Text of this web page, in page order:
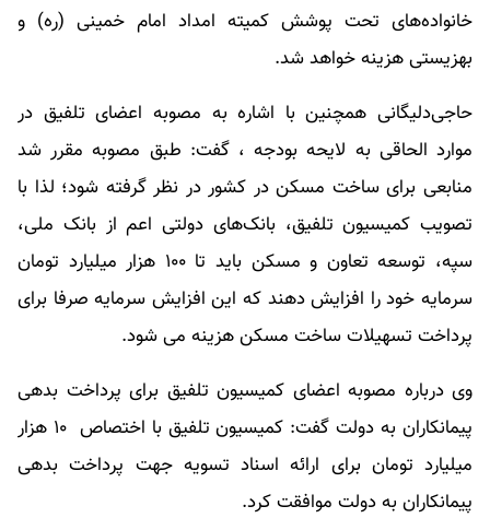
خانواده‌های تحت پوشش کمیته امداد امام خمینی (ره) و
بهزیستی هزینه خواهد شد.
حاجی‌دلیگانی همچنین با اشاره به مصوبه اعضای تلفیق در
موارد الحاقی به لایحه بودجه ، گفت: طبق مصوبه مقرر شد
منابعی برای ساخت مسکن در کشور در نظر گرفته شود؛ لذا با
تصویب کمیسیون تلفیق، بانک‌های دولتی اعم از بانک ملی،
سپه، توسعه تعاون و مسکن باید تا ۱۰۰ هزار میلیارد تومان
سرمایه خود را افزایش دهند که این افزایش سرمایه صرفا برای
پرداخت تسهیلات ساخت مسکن هزینه می شود.
وی درباره مصوبه اعضای کمیسیون تلفیق برای پرداخت بدهی
پیمانکاران به دولت گفت: کمیسیون تلفیق با اختصاص ۱۰ هزار
میلیارد تومان برای ارائه اسناد تسویه جهت پرداخت بدهی
پیمانکاران به دولت موافقت کرد.